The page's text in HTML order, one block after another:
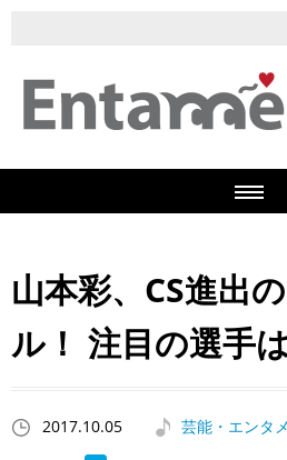
山本彩、CS進出
ル！ 注目の選手
2017.10.05 芸能・エンタメ